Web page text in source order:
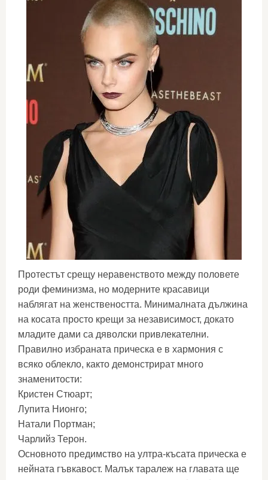
Протестът срещу неравенството между половете
роди феминизма, но модерните красавици
наблягат на женствеността. Минималната дължина
на косата просто крещи за независимост, докато
младите дами са дяволски привлекателни.
Правилно избраната прическа е в хармония с
всяко облекло, както демонстрират много
знаменитости:
Кристен Стюарт;
Лупита Нионго;
Натали Портман;
Чарлийз Терон.
Основното предимство на ултра-късата прическа е
нейната гъвкавост. Малък таралеж на главата ще